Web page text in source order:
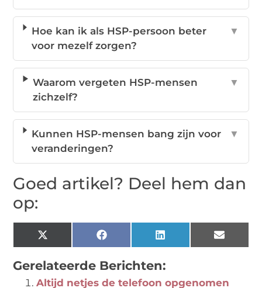
Hoe kan ik als HSP-persoon beter
voor mezelf zorgen?
▼
Waarom vergeten HSP-mensen
zichzelf?
▼
Kunnen HSP-mensen bang zijn voor
veranderingen?
▼
Goed artikel? Deel hem dan
op:
X
(Twitter)
Facebook LinkedIn Email
Gerelateerde Berichten:
Altijd netjes de telefoon opgenomen